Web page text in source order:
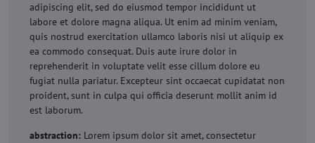
adipiscing elit, sed do eiusmod tempor incididunt ut
labore et dolore magna aliqua. Ut enim ad minim veniam,
quis nostrud exercitation ullamco laboris nisi ut aliquip ex
ea commodo consequat. Duis aute irure dolor in
reprehenderit in voluptate velit esse cillum dolore eu
fugiat nulla pariatur. Excepteur sint occaecat cupidatat non
proident, sunt in culpa qui officia deserunt mollit anim id
est laborum.
abstraction: Lorem ipsum dolor sit amet, consectetur